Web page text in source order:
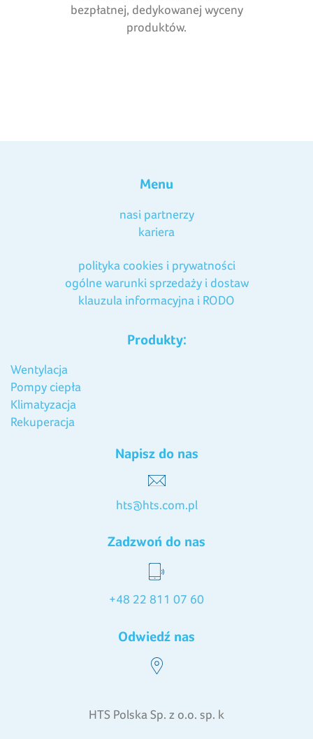
bezpłatnej, dedykowanej wyceny
produktów.
Menu
nasi partnerzy
kariera
polityka cookies i prywatności
ogólne warunki sprzedaży i dostaw
klauzula informacyjna i RODO
Produkty:
Wentylacja
Pompy ciepła
Klimatyzacja
Rekuperacja
Napisz do nas
hts@hts.com.pl
Zadzwoń do nas
+48 22 811 07 60
Odwiedź nas
HTS Polska Sp. z o.o. sp. k